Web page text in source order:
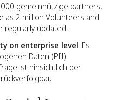
gemeinnützige partners,
as 2 million Volunteers and
regularly updated.
on enterprise level. Es
Daten (PII)
ist hinsichtlich der